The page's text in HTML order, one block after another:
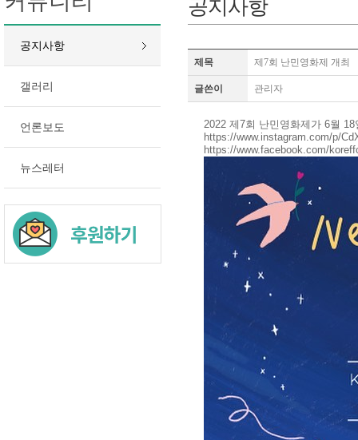
공지사항
갤러리
언론보도
뉴스레터
공지사항
제목 제7회 난민영화제 개최
글쓴이 관리자
2022 제7회 난민영화제가 6월
https://www.instagram.com/p/
https://www.facebook.com/